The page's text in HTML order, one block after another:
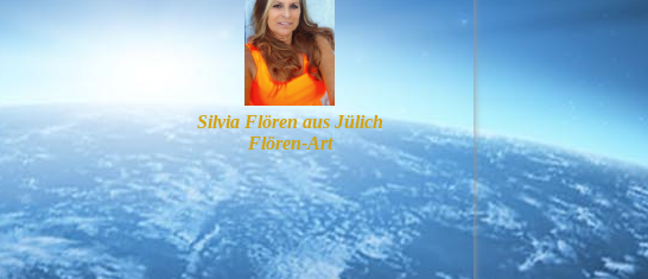
Silvia Flören aus Jülich
Flören-Art